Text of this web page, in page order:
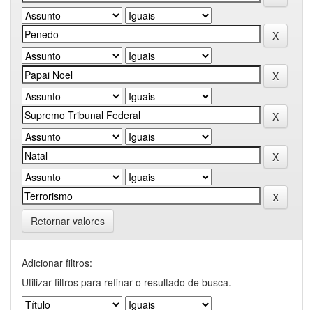
Retornar valores
Adicionar filtros:
Utilizar filtros para refinar o resultado de busca.